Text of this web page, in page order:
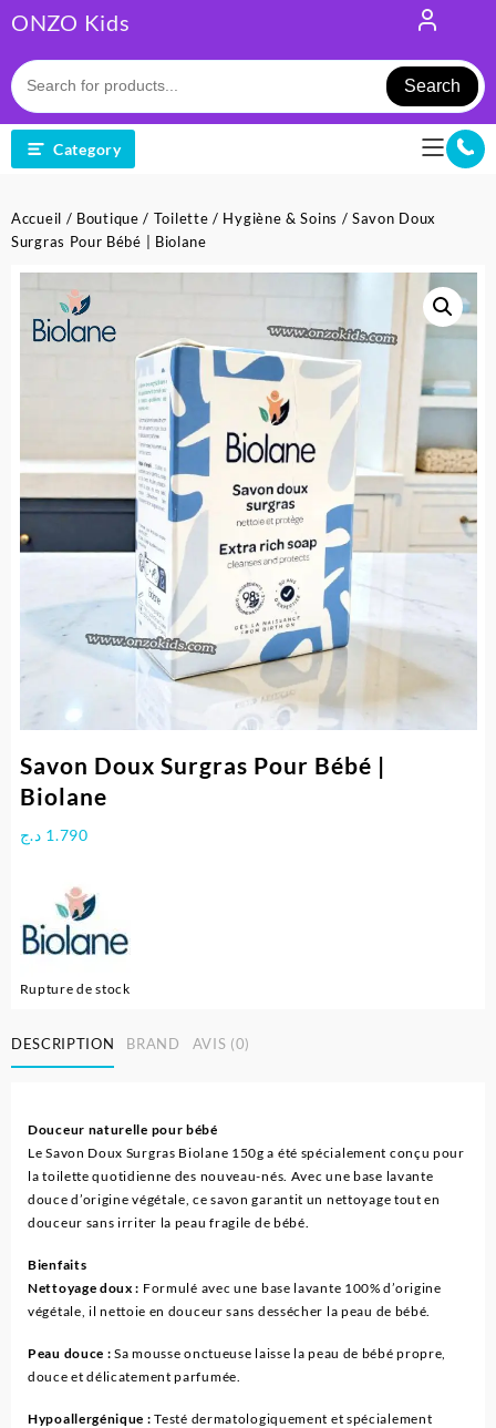
to
content
ONZO Kids
Search
Category
Accueil / Boutique / Toilette / Hygiène & Soins / Savon Doux
Surgras Pour Bébé | Biolane
Savon Doux Surgras Pour Bébé |
Biolane
1.790 د.ج
Rupture de stock
DESCRIPTION BRAND AVIS (0)
Douceur naturelle pour bébé
Le Savon Doux Surgras Biolane 150g a été spécialement conçu pour
la toilette quotidienne des nouveau-nés. Avec une base lavante
douce d’origine végétale, ce savon garantit un nettoyage tout en
douceur sans irriter la peau fragile de bébé.
Bienfaits
Nettoyage doux : Formulé avec une base lavante 100% d’origine
végétale, il nettoie en douceur sans dessécher la peau de bébé.
Peau douce : Sa mousse onctueuse laisse la peau de bébé propre,
douce et délicatement parfumée.
Hypoallergénique : Testé dermatologiquement et spécialement